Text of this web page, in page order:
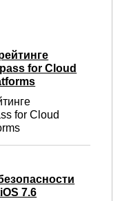
for Cloud
for Cloud
7.6